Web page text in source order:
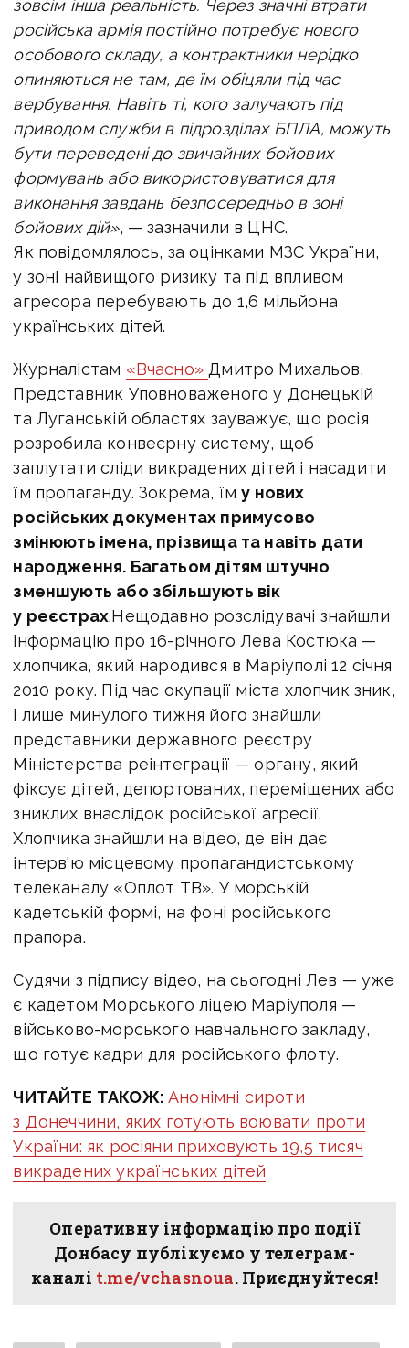
зовсім інша реальність. Через значні втрати
російська армія постійно потребує нового
особового складу, а контрактники нерідко
опиняються не там, де їм обіцяли під час
вербування. Навіть ті, кого залучають під
приводом служби в підрозділах БПЛА, можуть
бути переведені до звичайних бойових
формувань або використовуватися для
виконання завдань безпосередньо в зоні
бойових дій», — зазначили в ЦНС.
Як повідомлялось, за оцінками МЗС України,
у зоні найвищого ризику та під впливом
агресора перебувають до 1,6 мільйона
українських дітей.
Журналістам «Вчасно» Дмитро Михальов,
Представник Уповноваженого у Донецькій
та Луганській областях зауважує, що росія
розробила конвеєрну систему, щоб
заплутати сліди викрадених дітей і насадити
їм пропаганду. Зокрема, їму нових
російських документах примусово
змінюють імена, прізвища та навіть дати
народження. Багатьом дітям штучно
зменшують або збільшують вік
у реєстрах.Нещодавно розслідувачі знайшли
інформацію про 16-річного Лева Костюка —
хлопчика, який народився в Маріуполі 12 січня
2010 року. Під час окупації міста хлопчик зник,
і лише минулого тижня його знайшли
представники державного реєстру
Міністерства реінтеграції — органу, який
фіксує дітей, депортованих, переміщених або
зниклих внаслідок російської агресії.
Хлопчика знайшли на відео, де він дає
інтерв'ю місцевому пропагандистському
телеканалу «Оплот ТВ». У морській
кадетській формі, на фоні російського
прапора.
Судячи з підпису відео, на сьогодні Лев — уже
є кадетом Морського ліцею Маріуполя —
військово-морського навчального закладу,
що готує кадри для російського флоту.
ЧИТАЙТЕ ТАКОЖ:Анонімні сироти
з Донеччини, яких готують воювати проти
України: як росіяни приховують 19,5 тисяч
викрадених українських дітей
Оперативну інформацію про події
Донбасу публікуємо у телеграм-
каналі t.me/vchasnoua. Приєднуйтеся!